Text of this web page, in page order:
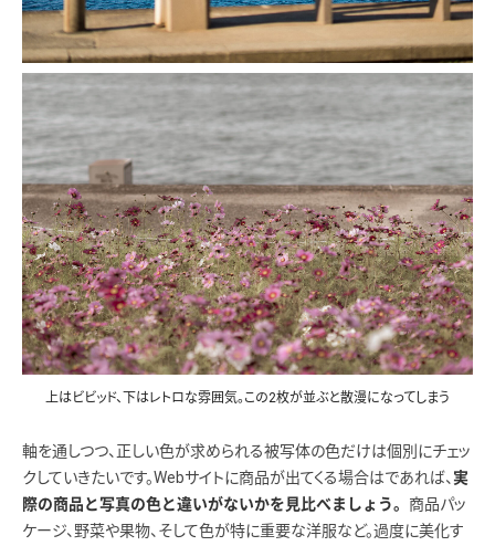
上はビビッド、下はレトロな雰囲気。この2枚が並ぶと散漫になってしまう
軸を通しつつ、正しい色が求められる被写体の色だけは個別にチェッ
クしていきたいです。Webサイトに商品が出てくる場合はであれば、 実
際の商品と写真の色と違いがないかを見比べましょう。 商品パッ
ケージ、野菜や果物、そして色が特に重要な洋服など。過度に美化す